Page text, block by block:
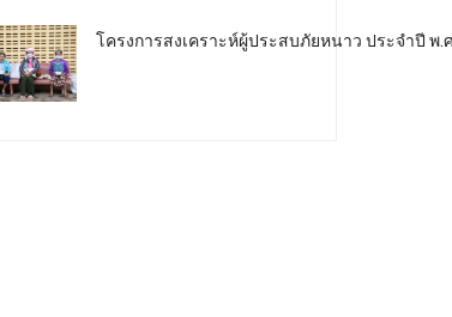
โครงการสงเคราะห์ผู้ประสบภัยหนาว ประจำปี พ